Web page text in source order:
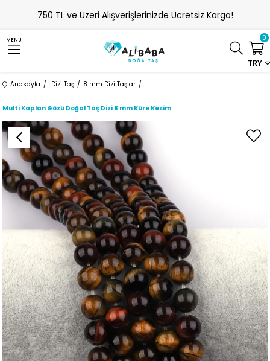
750 TL ve Üzeri Alışverişlerinizde Ücretsiz Kargo!
MENU
TRY
0
Anasayfa Dizi Taş 8 mm Dizi Taşlar
Multi Kaplan Gözü Doğal Taş Dizi 8 mm Küre Kesim